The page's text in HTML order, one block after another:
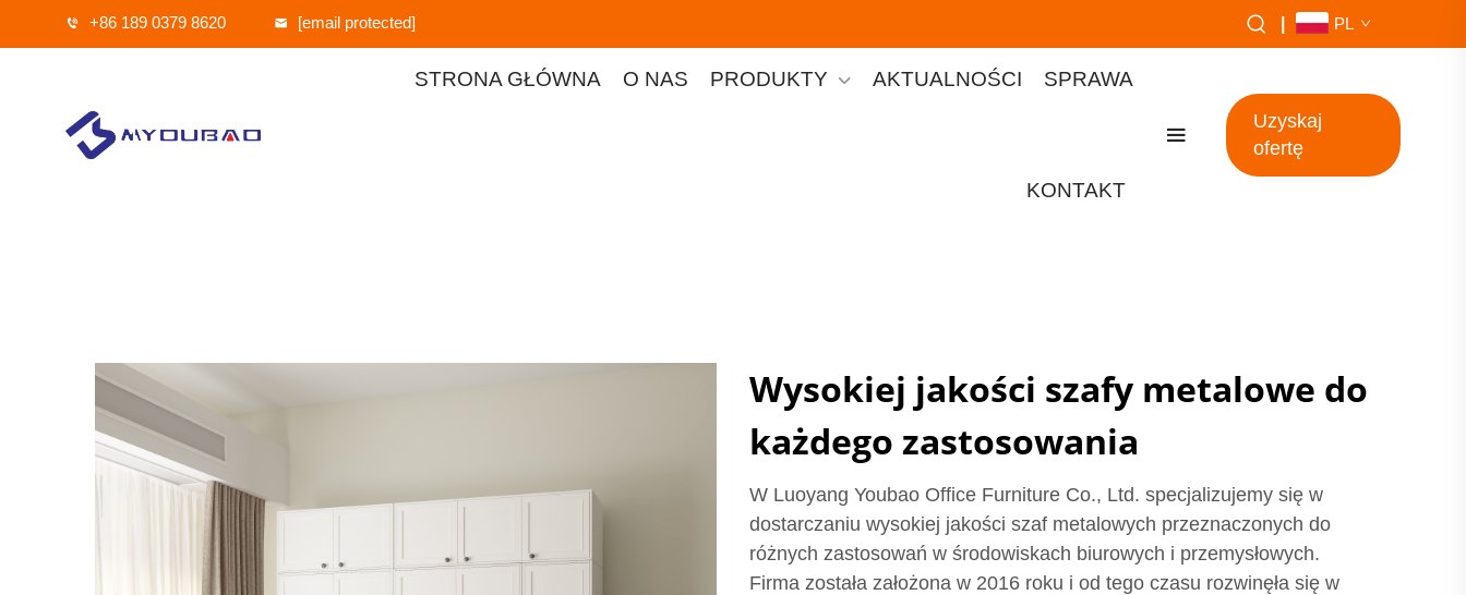
+86 189 0379 8620 [email protected] PL
STRONA GŁÓWNA O NAS PRODUKTY AKTUALNOŚCI SPRAWA
KONTAKT
Uzyskaj
ofertę
Wysokiej jakości szafy metalowe do
każdego zastosowania
W Luoyang Youbao Office Furniture Co., Ltd. specjalizujemy się w
dostarczaniu wysokiej jakości szaf metalowych przeznaczonych do
różnych zastosowań w środowiskach biurowych i przemysłowych.
Firma została założona w 2016 roku i od tego czasu rozwinęła się w